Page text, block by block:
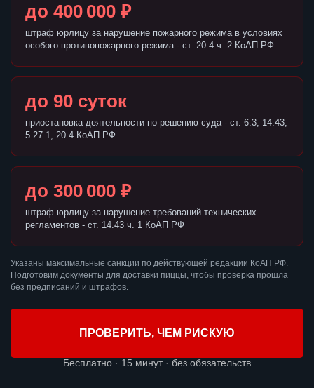
до 400 000 ₽
штраф юрлицу за нарушение пожарного режима в условиях
особого противопожарного режима - ст. 20.4 ч. 2 КоАП РФ
до 90 суток
приостановка деятельности по решению суда - ст. 6.3, 14.43,
5.27.1, 20.4 КоАП РФ
до 300 000 ₽
штраф юрлицу за нарушение требований технических
регламентов - ст. 14.43 ч. 1 КоАП РФ
Указаны максимальные санкции по действующей редакции КоАП РФ.
Подготовим документы для доставки пиццы, чтобы проверка прошла
без предписаний и штрафов.
ПРОВЕРИТЬ, ЧЕМ РИСКУЮ
Бесплатно · 15 минут · без обязательств